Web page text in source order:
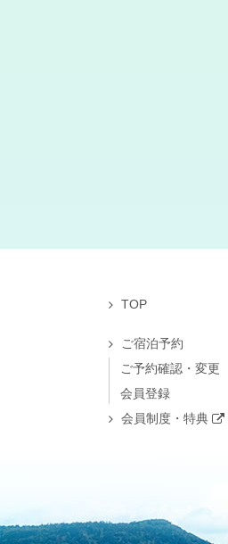
TOP
ご宿泊予約
ご予約確認・変更
会員登録
会員制度・特典